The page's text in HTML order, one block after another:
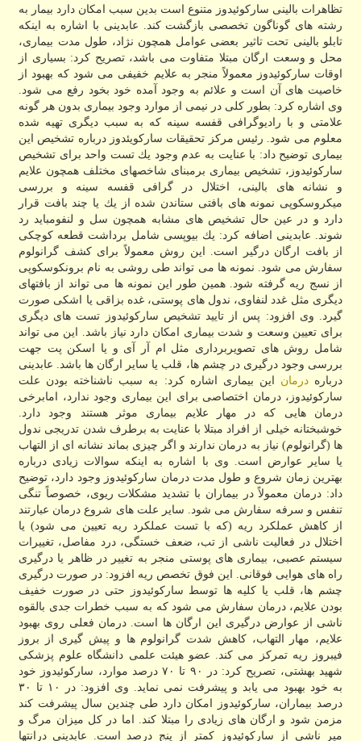
تظاهرات بالینی ساركوئیدوز متنوع است بدین سبب امكان دارد بیمار به
رشته های گوناگون تخصصی بازگشت كند. عابدینی با اشاره به اینكه
تابلو بالینی تحت تاثیر بعضی عوامل همچون نژاد، طول مدت بیماری،
محل و وسعت ارگان مبتلا متفاوت می باشد، تصریح كرد: بسیاری از
اوقات ساركوئیدوز معمولاً منجر به علایم خفیفی می شود كه بهبود از
خاصیت های آن است و علائم به وجود آمده خود بخود رفع می شود.
وی اشاره كرد: بطور كلی در نیمی از موارد وجود بیماری بدون هر گونه
علامتی و با رادیوگرافی قفسه سینه كه به سبب دیگری تهیه شده
معلوم می شود. رئیس مركز تحقیقات ساركویئدوز درباره تشخیص این
بیماری توضیح داد: با عنایت به عدم وجود یك تست واحد برای تشخیص
ساركوئیدوز، تشخیص بیماری برمبنای شاخصهای مختلف همچون علایم
و نشانه های بالینی، اختلال در گرافی قفسه سینه و بررسی
میكروسكوپی نمونه های بافتی ستاندن شده از یك یا چند بافت قرار
دارد و در عین حال تشخیص های مشابه همچون سل و لنفومباید رد
شوند. عابدینی اضافه كرد: یك بیوپسی شامل برداشت قطعه كوچكی
از بافت ارگان درگیر است. این روش معمولاً برای كشف گرانولوم
سفارش می شود. نمونه ها می تواند طی روشی به نام برونكوسكوپی
از نسج ریه گرفته شود. همین طور این نمونه ها می تواند از بافتهای
دیگری مثل غدد لنفاوی، ندول های پوستی، غده بزاقی یا اشكی صورت
گیرد. وی افزود: پس از تایید تشخیص ساركوئیدوز تست های دیگری
برای تعیین وسعت و شدت بیماری امكان دارد نیاز باشد. این می تواند
شامل روش های تصویربرداری مثل ام آر آی و یا اسكن پت جهت
بررسی وجود درگیری در چشم ها، قلب یا سایر ارگان ها باشد. عابدینی
دربارهدرمان این بیماری اشاره كرد: به سبب ناشناخته بودن علت
ساركوئیدوز، درمان اختصاصی برای این بیماری وجود ندارد، امابرخی
درمان هایی كه در مهار علایم بیماری موثر هستند وجود دارد.
خوشبختانه خیلی از افراد مبتلا با عنایت به برطرف شدن تدریجی ندول
ها (گرانولوم) نیاز به درمان ندارند و اگر چیزی بماند نشانه ای از التهاب
یا سایر عوارض است. وی با اشاره به اینكه سوالات زیادی درباره
بهترین زمان شروع و طول مدت درمان ساركوئیدوز وجود دارد، توضیح
داد: درمان معمولاً در بیماران با تشدید مشكلات ریوی، خصوصاً تنگی
تنفس و سرفه سفارش می شود. سایر علت های شروع درمان عبارتند
از كاهش عملكرد ریه (كه با تست عملكرد ریه تعیین می شود) یا
اختلال در فعالیت ناشی از تب، ضعف خستگی، درد مفاصل، تغییرات
سیستم عصبی، بیماری های پوستی منجر به تغییر در ظاهر یا درگیری
راه های هوایی فوقانی. این فوق تخصص ریه افزود: در صورت درگیری
چشم ها، قلب یا كلیه ها توسط ساركوئیدوز حتی در صورت خفیف
بودن علایم، درمان سفارش می شود كه به سبب خطرات جدی بالقوه
ناشی از عوارض درگیری این ارگان ها است. درمان فعلی روی بهبود
علایم، مهار التهاب، كاهش شدت گرانولوم ها و پیش گیری از بروز
فیبروز ریه تمركز می كند. عضو هیئت علمی دانشگاه علوم پزشكی
شهید بهشتی، تصریح كرد: در ۹۰ تا ۷۰ درصد موارد، ساركوئیدوز خود
به خود بهبود می یابد و پیشرفت نمی نماید. وی افزود: در ۱۰ تا ۳۰
درصد بیماران، ساركوئیدوز امكان دارد طی چندین سال پیشرفت كند
مزمن شود و ارگان های زیادی را مبتلا كند. اما در كل میزان مرگ و
میر ناشی از ساركوئیدوز كمتر از پنج درصد است. عابدینی درانتها